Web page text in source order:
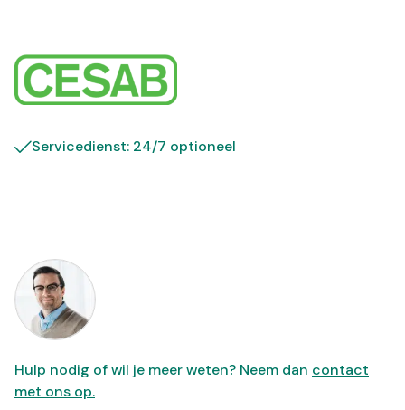
Servicedienst: 24/7 optioneel
Hulp nodig of wil je meer weten? Neem dan contact
met ons op.